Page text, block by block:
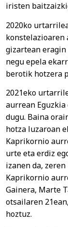
iristen
2020ko
konstelazioaren
gizartean
negu epela
berotik hotzera
2021eko
aurrean
dugu. Baina
hotza luzaroan
Kaprikornio
urte eta erdiz
izanen da,
Kaprikornio
Gainera, Marte
otsailaren
hoztuz.